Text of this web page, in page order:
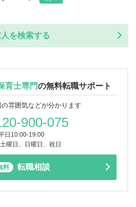
を検索する
育士専門の無料転職サポート
の雰囲気などが分かります
900-075
日10:00-19:00
曜日、日曜日、祝日
料 転職相談